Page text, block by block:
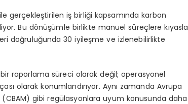
gerçekleştirilen iş birliği kapsamında karbon
Bu dönüşümle birlikte manuel süreçlere kıyasla
doğruluğunda 30 iyileşme ve izlenebilirlikte
raporlama süreci olarak değil; operasyonel
olarak konumlandırıyor. Aynı zamanda Avrupa
(CBAM) gibi regülasyonlara uyum konusunda daha